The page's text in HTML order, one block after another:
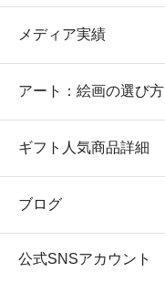
メディア実績
アート：絵画の選び方
ギフト人気商品詳細
ブログ
公式SNSアカウント